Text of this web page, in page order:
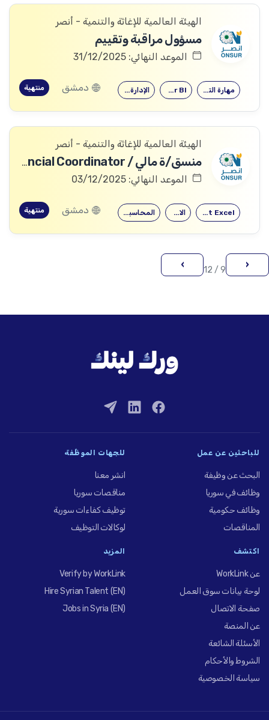
الهيئة العالمية للإغاثة والتنمية - أنصر
مسؤول مراقبة وتقييم
الموعد النهائي: 31/12/2025
الإدارة العامة Power BI مهارة التعامل… دمشق منتهية
الهيئة العالمية للإغاثة والتنمية - أنصر
منسق/ة مالي / Financial Coordinator
الموعد النهائي: 03/12/2025
المحاسبة والمالية الاقتصاد Microsoft Excel دمشق منتهية
‹
9 / 12
›
للباحثين عن عمل
البحث عن وظيفة
وظائف في سوريا
وظائف حكومية
المناقصات
للجهات الموظِّفة
انشر معنا
مناقصات سوريا
توظيف كفاءات سورية
لوكالات التوظيف
اكتشف
عن WorkLink
لوحة بيانات سوق العمل
صفحة الاتصال
عن المنصة
الأسئلة الشائعة
الشروط والأحكام
سياسة الخصوصية
المزيد
Verify by WorkLink
Hire Syrian Talent (EN)
Jobs in Syria (EN)